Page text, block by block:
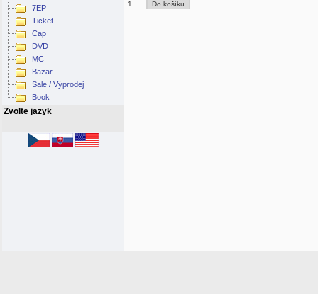
7EP
Ticket
Cap
DVD
MC
Bazar
Sale / Výprodej
Book
Zvolte jazyk